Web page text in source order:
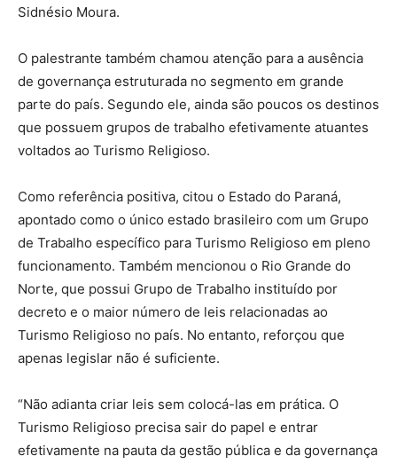
Sidnésio Moura.
O palestrante também chamou atenção para a ausência
de governança estruturada no segmento em grande
parte do país. Segundo ele, ainda são poucos os destinos
que possuem grupos de trabalho efetivamente atuantes
voltados ao Turismo Religioso.
Como referência positiva, citou o Estado do Paraná,
apontado como o único estado brasileiro com um Grupo
de Trabalho específico para Turismo Religioso em pleno
funcionamento. Também mencionou o Rio Grande do
Norte, que possui Grupo de Trabalho instituído por
decreto e o maior número de leis relacionadas ao
Turismo Religioso no país. No entanto, reforçou que
apenas legislar não é suficiente.
“Não adianta criar leis sem colocá-las em prática. O
Turismo Religioso precisa sair do papel e entrar
efetivamente na pauta da gestão pública e da governança